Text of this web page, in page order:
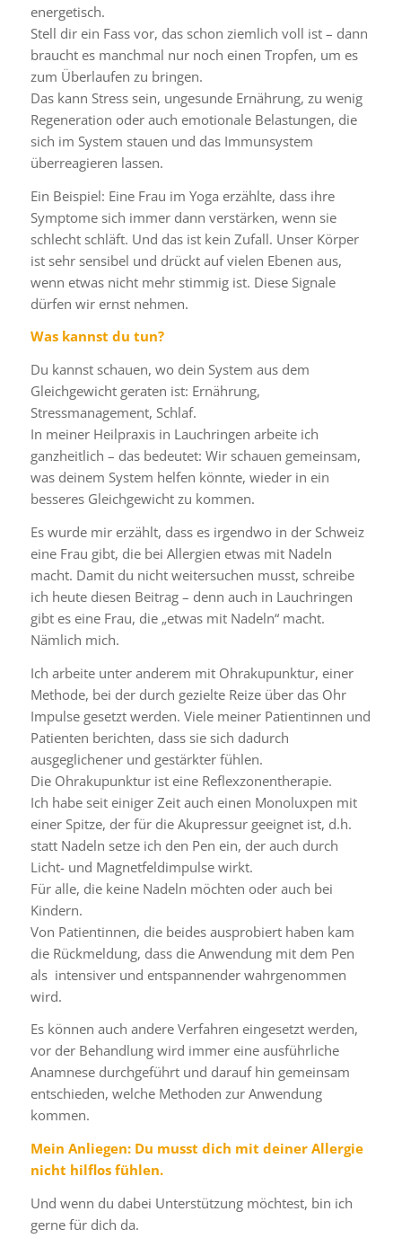
energetisch.
Stell dir ein Fass vor, das schon ziemlich voll ist – dann
braucht es manchmal nur noch einen Tropfen, um es
zum Überlaufen zu bringen.
Das kann Stress sein, ungesunde Ernährung, zu wenig
Regeneration oder auch emotionale Belastungen, die
sich im System stauen und das Immunsystem
überreagieren lassen.
Ein Beispiel: Eine Frau im Yoga erzählte, dass ihre
Symptome sich immer dann verstärken, wenn sie
schlecht schläft. Und das ist kein Zufall. Unser Körper
ist sehr sensibel und drückt auf vielen Ebenen aus,
wenn etwas nicht mehr stimmig ist. Diese Signale
dürfen wir ernst nehmen.
Was kannst du tun?
Du kannst schauen, wo dein System aus dem
Gleichgewicht geraten ist: Ernährung,
Stressmanagement, Schlaf.
In meiner Heilpraxis in Lauchringen arbeite ich
ganzheitlich – das bedeutet: Wir schauen gemeinsam,
was deinem System helfen könnte, wieder in ein
besseres Gleichgewicht zu kommen.
Es wurde mir erzählt, dass es irgendwo in der Schweiz
eine Frau gibt, die bei Allergien etwas mit Nadeln
macht. Damit du nicht weitersuchen musst, schreibe
ich heute diesen Beitrag – denn auch in Lauchringen
gibt es eine Frau, die „etwas mit Nadeln“ macht.
Nämlich mich.
Ich arbeite unter anderem mit Ohrakupunktur, einer
Methode, bei der durch gezielte Reize über das Ohr
Impulse gesetzt werden. Viele meiner Patientinnen und
Patienten berichten, dass sie sich dadurch
ausgeglichener und gestärkter fühlen.
Die Ohrakupunktur ist eine Reflexzonentherapie.
Ich habe seit einiger Zeit auch einen Monoluxpen mit
einer Spitze, der für die Akupressur geeignet ist, d.h.
statt Nadeln setze ich den Pen ein, der auch durch
Licht- und Magnetfeldimpulse wirkt.
Für alle, die keine Nadeln möchten oder auch bei
Kindern.
Von Patientinnen, die beides ausprobiert haben kam
die Rückmeldung, dass die Anwendung mit dem Pen
als intensiver und entspannender wahrgenommen
wird.
Es können auch andere Verfahren eingesetzt werden,
vor der Behandlung wird immer eine ausführliche
Anamnese durchgeführt und darauf hin gemeinsam
entschieden, welche Methoden zur Anwendung
kommen.
Mein Anliegen: Du musst dich mit deiner Allergie
nicht hilflos fühlen.
Und wenn du dabei Unterstützung möchtest, bin ich
gerne für dich da.